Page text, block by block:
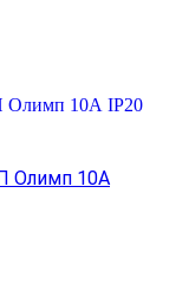
Олимп 10А